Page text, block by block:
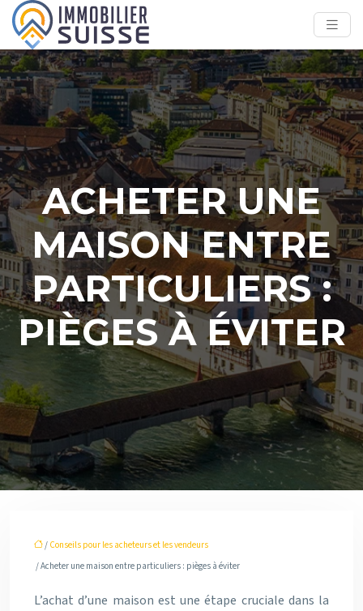
ACHETER UNE
MAISON ENTRE
PARTICULIERS :
PIÈGES À ÉVITER
/ Conseils pour les acheteurs et les vendeurs
/ Acheter une maison entre particuliers : pièges à éviter
L’achat d’une maison est une étape cruciale dans la